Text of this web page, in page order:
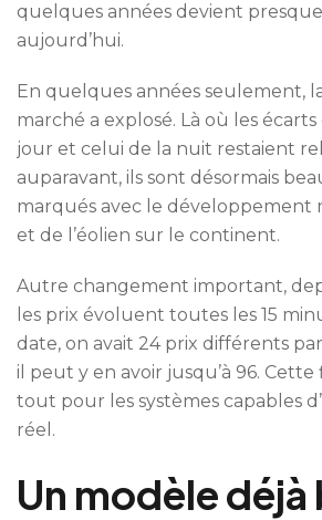
quelques années devient
aujourd’hui.
En quelques années seulement,
marché a explosé. Là où les
jour et celui de la nuit restaient
auparavant, ils sont désormais
marqués avec le développement
et de l’éolien sur le continent.
Autre changement important,
les prix évoluent toutes les 15
date, on avait 24 prix différents
il peut y en avoir jusqu’à 96. Cette
tout pour les systèmes capables
réel.
Un modèle déjà